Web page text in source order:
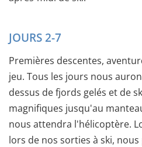
JOURS 2-7
Premières descentes,
jeu. Tous les jours nous
dessus de fjords gelés et de
magnifiques jusqu'au
nous attendra l'hélicoptère.
lors de nos sorties à ski,